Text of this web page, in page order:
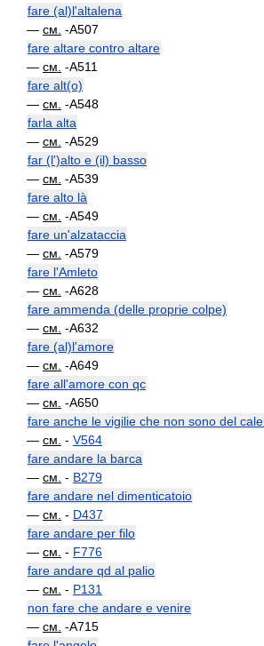
fare (al)l'altalena
— см. -A507
fare altare contro altare
— см. -A511
fare alt(o)
— см. -A548
farla alta
— см. -A529
far (l')alto e (il) basso
— см. -A539
fare alto là
— см. -A549
fare un'alzataccia
— см. -A579
fare l'Amleto
— см. -A628
fare ammenda (delle proprie colpe)
— см. -A632
fare (al)l'amore
— см. -A649
fare all'amore con qc
— см. -A650
fare anche le vigilie che non sono del
— см. - V564
fare andare la barca
— см. - B279
fare andare nel dimenticatoio
— см. - D437
fare andare per filo
— см. - F776
fare andare qd al palio
— см. - P131
non fare che andare e venire
— см. -A715